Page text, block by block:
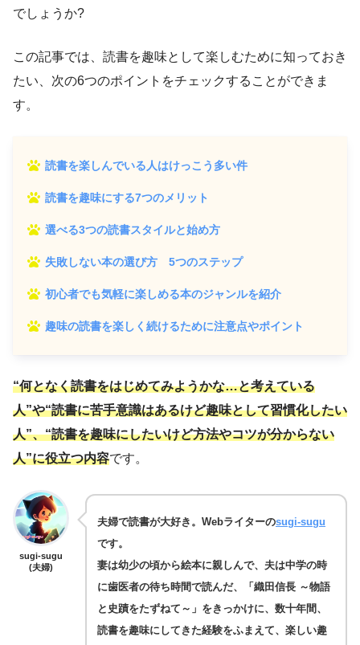
でしょうか?
この記事では、読書を趣味として楽しむために知っておき
たい、次の6つのポイントをチェックすることができま
す。
読書を楽しんでいる人はけっこう多い件
読書を趣味にする7つのメリット
選べる3つの読書スタイルと始め方
失敗しない本の選び方 5つのステップ
初心者でも気軽に楽しめる本のジャンルを紹介
趣味の読書を楽しく続けるために注意点やポイント
“何となく読書をはじめてみようかな…と考えている
人”や“読書に苦手意識はあるけど趣味として習慣化したい
人”、“読書を趣味にしたいけど方法やコツが分からない
人”に役立つ内容です。
sugi-sugu
(夫婦)
夫婦で読書が大好き。Webライターのsugi-sugu
です。
妻は幼少の頃から絵本に親しんで、夫は中学の時
に歯医者の待ち時間で読んだ、「織田信長 ～物語
と史蹟をたずねて～」をきっかけに、数十年間、
読書を趣味にしてきた経験をふまえて、楽しい趣